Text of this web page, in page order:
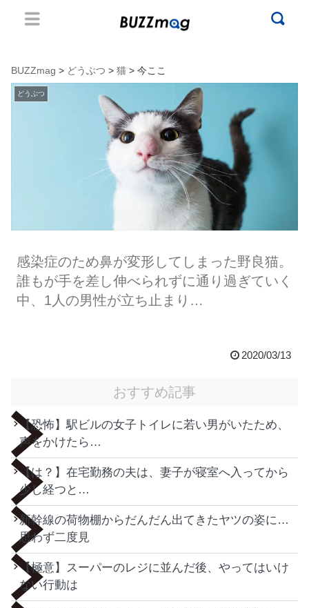
BUZZmag > どうぶつ > 猫 > 今ここ
どうぶつ
感染症のため鼻が変形してしまった野良猫。
誰もが手を差し伸べられずに通り過ぎていく
中、1人の男性が立ち止まり…
2020/03/13
おすすめ記事
【恐怖】駅ビルの女子トイレに若い男がいたため、
声をかけたら…
【は？】在宅勤務の夫は、妻子が寝室へ入ってから
少し経つと…
新幹線の荷物棚からだんだん出てきたヤツの姿に…
思わず二度見
【極意】スーパーのレジに並んだ後、やってはいけ
ない行動は